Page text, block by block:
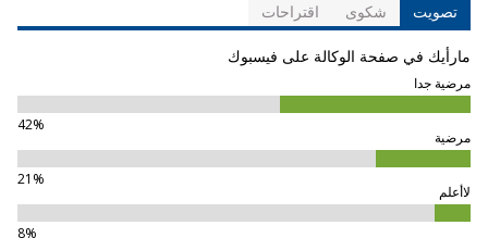
تصويت شكوى اقتراحات
مارأيك في صفحة الوكالة على فيسبوك
مرضية جدا
42%
مرضية
21%
لاأعلم
8%